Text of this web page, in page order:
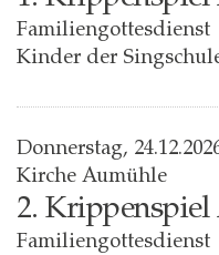
Familiengottesdienst
Kinder der
Donnerstag,
Kirche Aumühle
2.
Familiengottesdienst